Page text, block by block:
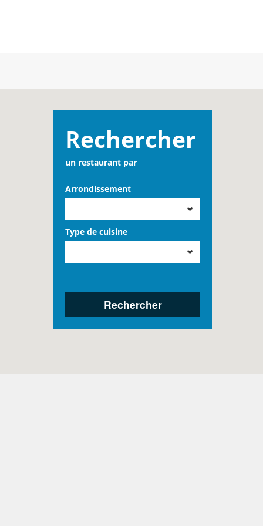
Rechercher
un restaurant par
Arrondissement
Type de cuisine